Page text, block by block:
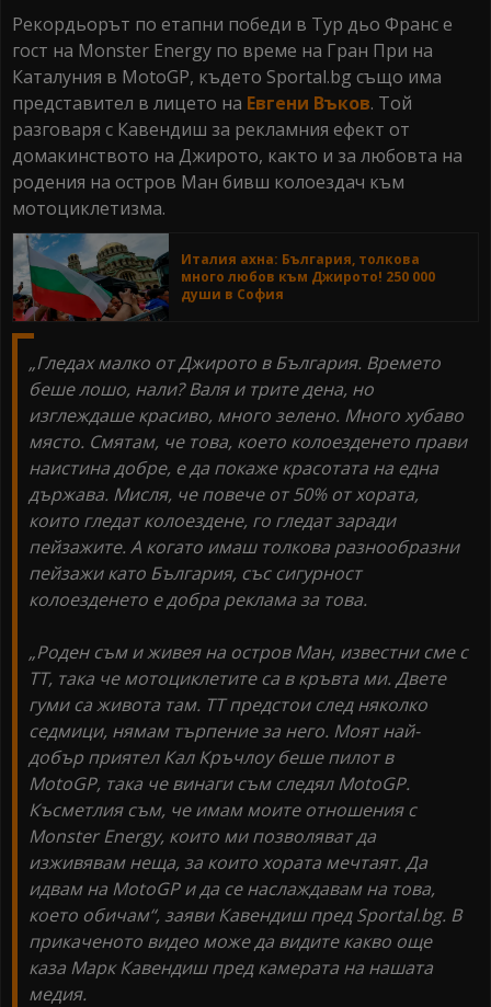
Рекордьорът по етапни победи в Тур дьо Франс е
гост на Monster Energy по време на Гран При на
Каталуния в MotoGP, където Sportal.bg също има
представител в лицето на Евгени Въков. Той
разговаря с Кавендиш за рекламния ефект от
домакинството на Джирото, както и за любовта на
родения на остров Ман бивш колоездач към
мотоциклетизма.
Италия ахна: България, толкова
много любов към Джирото! 250 000
души в София
„Гледах малко от Джирото в България. Времето
беше лошо, нали? Валя и трите дена, но
изглеждаше красиво, много зелено. Много хубаво
място. Смятам, че това, което колоезденето прави
наистина добре, е да покаже красотата на една
държава. Мисля, че повече от 50% от хората,
които гледат колоездене, го гледат заради
пейзажите. А когато имаш толкова разнообразни
пейзажи като България, със сигурност
колоезденето е добра реклама за това.
„Роден съм и живея на остров Ман, известни сме с
ТТ, така че мотоциклетите са в кръвта ми. Двете
гуми са живота там. ТТ предстои след няколко
седмици, нямам търпение за него. Моят най-
добър приятел Кал Кръчлоу беше пилот в
MotoGP, така че винаги съм следял MotoGP.
Късметлия съм, че имам моите отношения с
Monster Energy, които ми позволяват да
изживявам неща, за които хората мечтаят. Да
идвам на MotoGP и да се наслаждавам на това,
което обичам“, заяви Кавендиш пред Sportal.bg. В
прикаченото видео може да видите какво още
каза Марк Кавендиш пред камерата на нашата
медия.